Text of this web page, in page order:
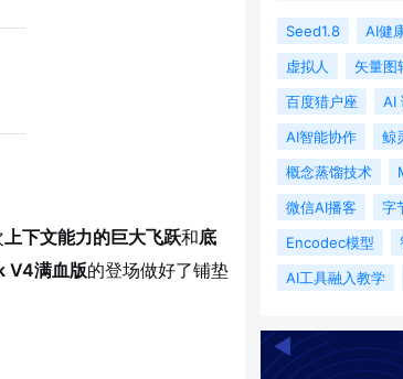
上下文能力的巨大飞跃和底
V4满血版的登场做好了铺垫
Seed1.8 AI健
虚拟人
矢量图
百度猎户座
AI
AI智能协作
鲸
概念蒸馏技术
微信AI播客
字
Encodec模型
AI工具融入教学